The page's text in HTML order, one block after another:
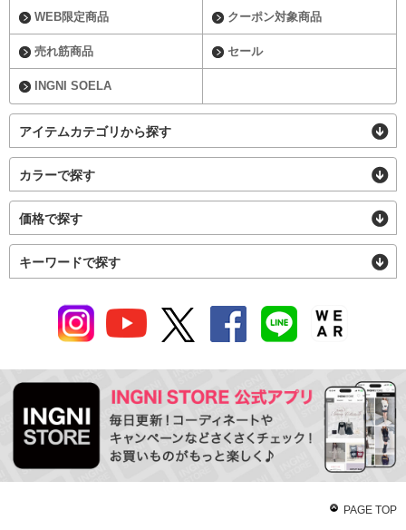
WEB限定商品 クーポン対象商品
売れ筋商品 セール
INGNI SOELA
アイテムカテゴリから探す
カラーで探す
価格で探す
キーワードで探す
PAGE TOP